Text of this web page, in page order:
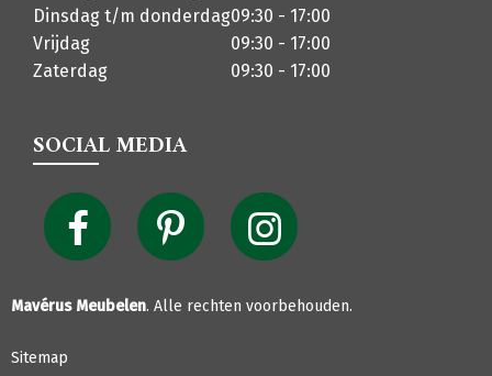
Dinsdag t/m donderdag09:30 - 17:00
Vrijdag
09:30 - 17:00
Zaterdag
09:30 - 17:00
SOCIAL MEDIA
Mavérus Meubelen. Alle rechten voorbehouden.
Sitemap